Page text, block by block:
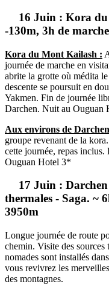
16 Juin : Kora
-130m, 3h de
Kora du Mont Kailash :
journée de marche en
abrite la grotte où médita
descente se poursuit en
Yakmen. Fin de journée
Darchen. Nuit au Ouguan
Aux environs de Darchen
groupe revenant de la
cette journée, repas
Ouguan Hotel 3*
17 Juin :
thermales - Saga. ~
3950m
Longue journée de route
chemin. Visite des
nomades sont installés
vous revivrez les
des montagnes.